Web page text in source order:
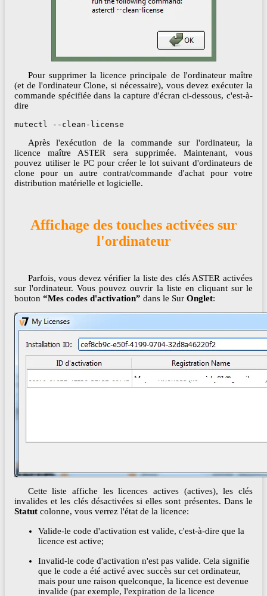
Pour supprimer la licence principale de l'ordinateur maître
(et de l'ordinateur Clone, si nécessaire), vous devez exécuter la
commande spécifiée dans la capture d'écran ci-dessous, c'est-à-
dire
mutectl --clean-license
Après l'exécution de la commande sur l'ordinateur, la
licence maître ASTER sera supprimée. Maintenant, vous
pouvez utiliser le PC pour créer le lot suivant d'ordinateurs de
clone pour un autre contrat/commande d'achat pour votre
distribution matérielle et logicielle.
Affichage des touches activées sur
l'ordinateur
Parfois, vous devez vérifier la liste des clés ASTER activées
sur l'ordinateur. Vous pouvez ouvrir la liste en cliquant sur le
bouton “Mes codes d'activation” dans le Sur Onglet:
Cette liste affiche les licences actives (actives), les clés
invalides et les clés désactivées si elles sont présentes. Dans le
Statut colonne, vous verrez l'état de la licence:
Valide-le code d'activation est valide, c'est-à-dire que la
licence est active;
Invalid-le code d'activation n'est pas valide. Cela signifie
que le code a été activé avec succès sur cet ordinateur,
mais pour une raison quelconque, la licence est devenue
invalide (par exemple, l'expiration de la licence